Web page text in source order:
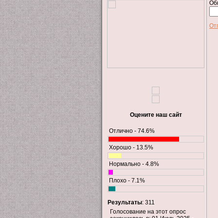
Оцените наш сайт
Отлично - 74.6%
Хорошо - 13.5%
Нормально - 4.8%
Плохо - 7.1%
Результаты: 311
Голосование на этот опрос